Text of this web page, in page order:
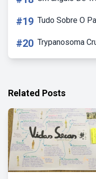
#19 Tudo Sobre O
#20 Trypanosoma
Related Posts